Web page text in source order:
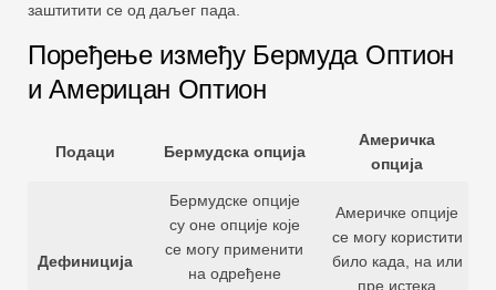
заштитити се од даљег пада.
Поређење између Бермуда Оптион
и Америцан Оптион
Подаци Бермудска опција
Америчка
опција
Дефиниција
Бермудске опције
су оне опције које
се могу применити
на одређене
Америчке опције
се могу користити
било када, на или
пре истека